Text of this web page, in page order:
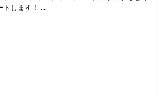
トします！ ...